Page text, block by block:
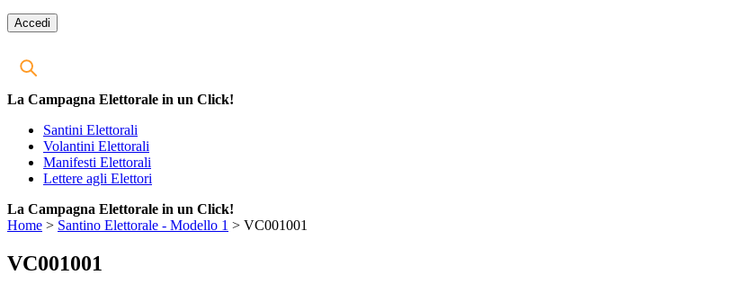
La Campagna Elettorale in un Click!
Santini Elettorali
Volantini Elettorali
Manifesti Elettorali
Lettere agli Elettori
La Campagna Elettorale in un Click!
Home > Santino Elettorale - Modello 1 > VC001001
VC001001